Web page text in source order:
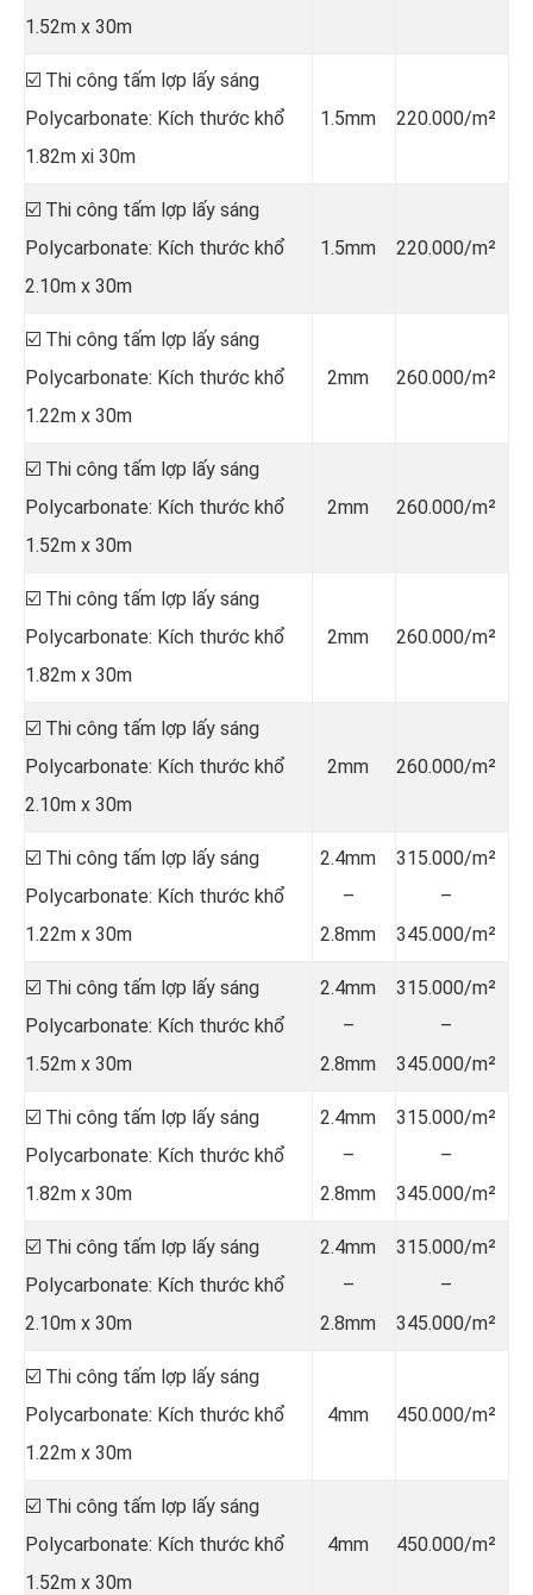
1.52m x 30m
☑️ Thi công tấm lợp lấy sáng
Polycarbonate: Kích thước khổ
1.82m xi 30m
1.5mm 220.000/m²
☑️ Thi công tấm lợp lấy sáng
Polycarbonate: Kích thước khổ
2.10m x 30m
1.5mm 220.000/m²
☑️ Thi công tấm lợp lấy sáng
Polycarbonate: Kích thước khổ
1.22m x 30m
2mm 260.000/m²
☑️ Thi công tấm lợp lấy sáng
Polycarbonate: Kích thước khổ
1.52m x 30m
2mm 260.000/m²
☑️ Thi công tấm lợp lấy sáng
Polycarbonate: Kích thước khổ
1.82m x 30m
2mm 260.000/m²
☑️ Thi công tấm lợp lấy sáng
Polycarbonate: Kích thước khổ
2.10m x 30m
2mm 260.000/m²
☑️ Thi công tấm lợp lấy sáng
Polycarbonate: Kích thước khổ
1.22m x 30m
2.4mm
–
2.8mm
315.000/m²
–
345.000/m²
☑️ Thi công tấm lợp lấy sáng
Polycarbonate: Kích thước khổ
1.52m x 30m
2.4mm
–
2.8mm
315.000/m²
–
345.000/m²
☑️ Thi công tấm lợp lấy sáng
Polycarbonate: Kích thước khổ
1.82m x 30m
2.4mm
–
2.8mm
315.000/m²
–
345.000/m²
☑️ Thi công tấm lợp lấy sáng
Polycarbonate: Kích thước khổ
2.10m x 30m
2.4mm
–
2.8mm
315.000/m²
–
345.000/m²
☑️ Thi công tấm lợp lấy sáng
Polycarbonate: Kích thước khổ
1.22m x 30m
4mm 450.000/m²
☑️ Thi công tấm lợp lấy sáng
Polycarbonate: Kích thước khổ
1.52m x 30m
4mm 450.000/m²